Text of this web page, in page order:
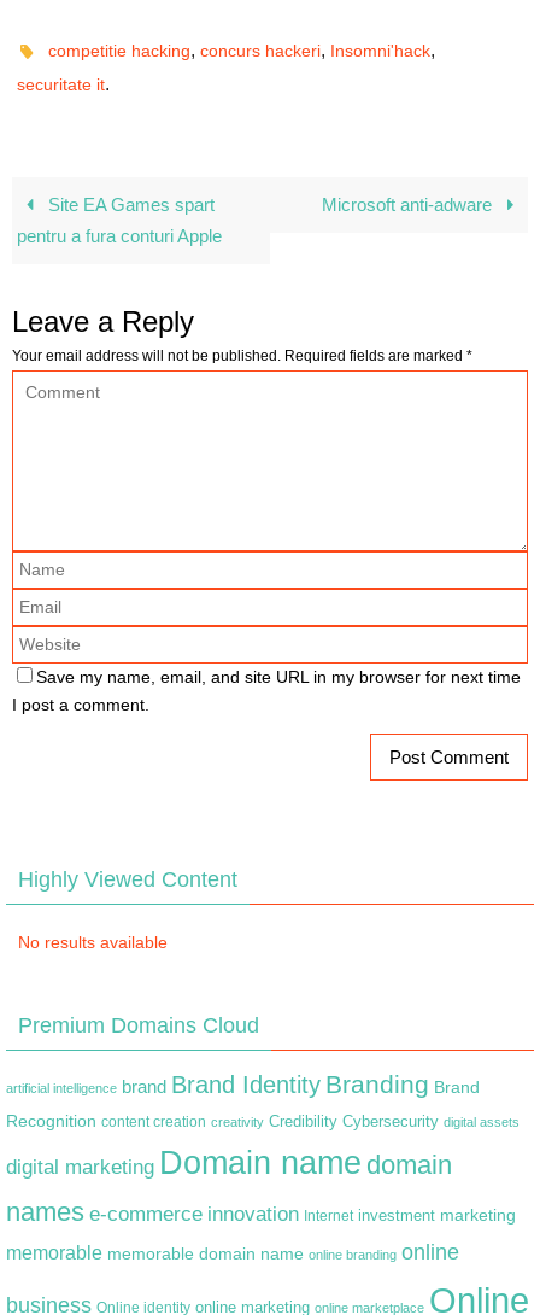
competitie hacking,concurs hackeri, Insomni'hack,
securitate it.
Site EA Games spart
pentru a fura conturi Apple
Microsoft anti-adware
Leave a Reply
Your email address will not be published. Required fields are marked *
Save my name, email, and site URL in my browser for next time
I post a comment.
Highly Viewed Content
No results available
Premium Domains Cloud
artificial intelligence brand Brand Identity Branding Brand
Recognition content creation creativity Credibility Cybersecurity digital assets
digital marketing Domain name domain
names e-commerce innovation Internet investment marketing
memorable memorable domain name online branding online
business Online identity online marketing online marketplace Online